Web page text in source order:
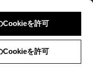
Cookieを許可
Cookieを許可
ン 検索 メニュー